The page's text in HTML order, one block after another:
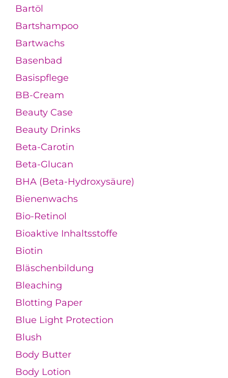
Bartöl
Bartshampoo
Bartwachs
Basenbad
Basispflege
BB-Cream
Beauty Case
Beauty Drinks
Beta-Carotin
Beta-Glucan
BHA (Beta-Hydroxysäure)
Bienenwachs
Bio-Retinol
Bioaktive Inhaltsstoffe
Biotin
Bläschenbildung
Bleaching
Blotting Paper
Blue Light Protection
Blush
Body Butter
Body Lotion